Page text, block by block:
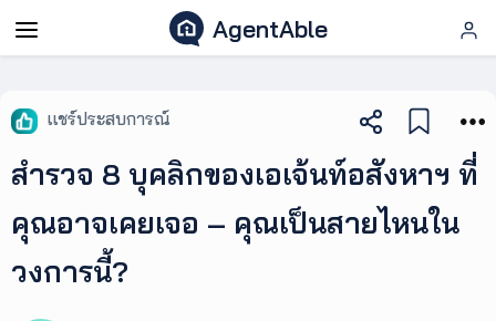
AgentAble
AgentAble
สำหรับ
เอเจ
AgentClub
แชร์ประสบการณ์
สำรวจ 8 บุคลิกของเอเจ้นท์อสังหาฯ ที่
คุณอาจเคยเจอ – คุณเป็นสายไหนใน
วงการนี้?